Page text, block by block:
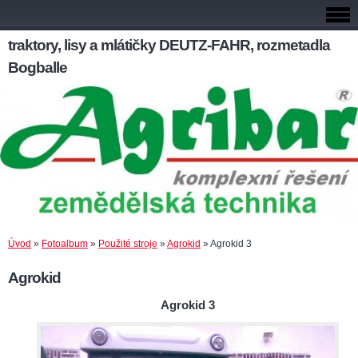
traktory, lisy a mlátičky DEUTZ-FAHR, rozmetadla
Bogballe
Úvod » Fotoalbum » Použité stroje »Agrokid »Agrokid 3
Agrokid
Agrokid 3